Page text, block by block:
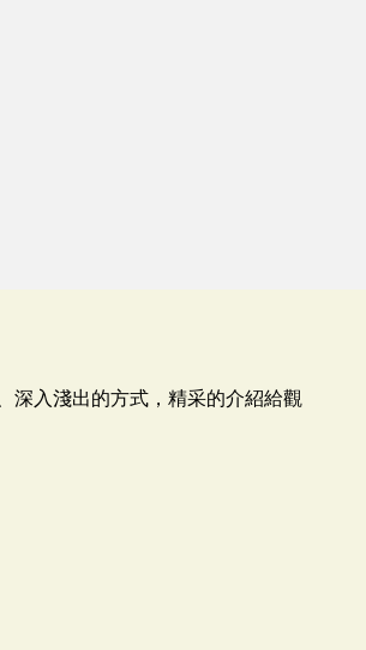
深入淺出的方式，精采的介紹給觀